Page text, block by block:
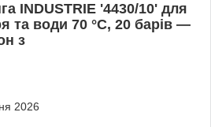
INDUSTRIE '4430/10' для
та води 70 °C, 20 барів —
з
2026